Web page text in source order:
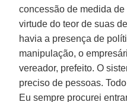
concessão de medida de
virtude do teor de suas
havia a presença de
manipulação, o
vereador, prefeito. O
preciso de pessoas.
Eu sempre procurei